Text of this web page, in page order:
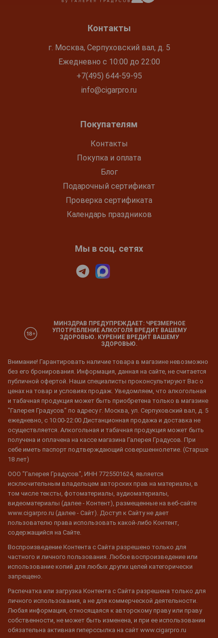
Контакты
г. Москва, Серпуховский вал, д. 5
Ежедневно с 10:00 до 22:00
+7(495) 644-59-95
info@cigarpro.ru
Покупателям
Контакты
Покупка и оплата
Блог
Подарочный сертификат
Проверка сертификата
Календарь праздников
Мы в соц. сетях
МИНЗДРАВ ПРЕДУПРЕЖДАЕТ: ЧРЕЗМЕРНОЕ
УПОТРЕБЛЕНИЕ АЛКОГОЛЯ ВРЕДИТ ВАШЕМУ
ЗДОРОВЬЮ. КУРЕНИЕ ВРЕДИТ ВАШЕМУ
ЗДОРОВЬЮ.
Внимание! Гарантировать наличие товара в магазине невозможно
без его бронирования. Информация, данная на сайте, не считается
публичной офертой. Наши специалисты проконсультируют Вас о
ценах на товар и условиях продаж. Уведомляем, что алкогольная
и табачная продукция может быть приобретена только в магазине
"Галерея Градусов" по адресу г. Москва, ул. Серпуховский вал, д. 5
ежедневно, с 10:00-22:00 Дистанционная продажа и доставка не
осуществляется. Алкогольная и табачная продукция может быть
получена и оплачена на кассе магазина Галерея Градусов. При
себе иметь паспорт подтверждающий совершеннолетие. (Старше
18 лет)
ООО "Галерея Градусов", ИНН 7725501624, является
исключительным владельцем авторских прав на материалы, в
том числе тексты, фотоматериалы, аудиоматериалы,
видеоматериалы (далее - Контент), размещенные на веб-сайте
www.cigarpro.ru (далее - Сайт). Доступ к Сайту не дает
пользователю права использовать какой-либо Контент,
содержащийся на Сайте.
Воспроизведение Контента с Сайта разрешено только для
частного и личного пользования. Любое воспроизведение или
использование копий для любых других целей категорически
запрещено.
Распечатка или загрузка Контента с Сайта разрешена только для
личного использования, а не для коммерческой деятельности.
Любая информация, относящаяся к авторскому праву или праву
собственности, не может быть изменена, и при ее использовании
обязательна активная гиперссылка на сайт www.cigarpro.ru